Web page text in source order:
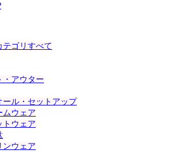
テゴリすべて
・アウター
ール・セットアップ
ムウェア
トウェア
ンウェア